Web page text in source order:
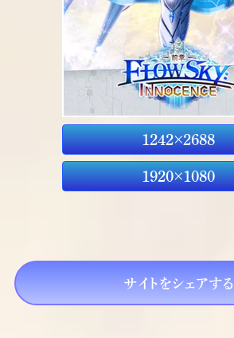
1242×2688
1920×1080
サイトをシェアする